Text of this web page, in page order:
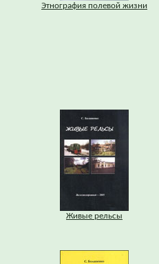
Этнография полевой жизни
Живые рельсы